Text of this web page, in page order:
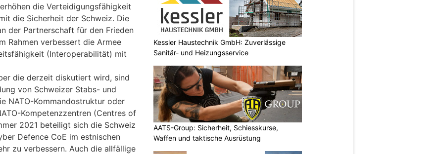
die Verteidigungsfähigkeit
die Sicherheit der Schweiz. Die
der Partnerschaft für den Frieden
Rahmen verbessert die Armee
(Interoperabilität) mit
die derzeit diskutiert wird, sind
von Schweizer Stabs- und
NATO-Kommandostruktur oder
Kompetenzzentren (Centres of
2021 beteiligt sich die Schweiz
Defence CoE im estnischen
zu verbessern. Auch die allfällige
Kessler Haustechnik GmbH: Zuverlässige
Sanitär- und Heizungsservice
AATS-Group: Sicherheit, Schiesskurse,
Waffen und taktische Ausrüstung